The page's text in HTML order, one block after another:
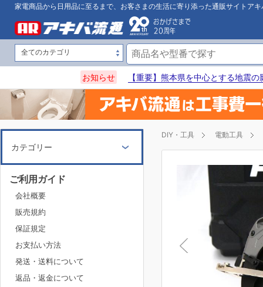
家電商品から日用品に至るまで、お客さまの生活に寄り添った通販サイトアキ
お知らせ 【重要】熊本県を中心とする地震
DIY・工具 電動工具
カテゴリー
ご利用ガイド
会社概要
販売規約
保証規定
お支払い方法
発送・送料について
返品・返金について